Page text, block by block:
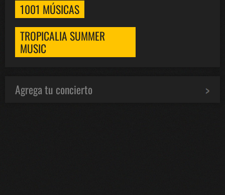
1001 MÚSICAS
TROPICALIA SUMMER
MUSIC
Agrega tu concierto